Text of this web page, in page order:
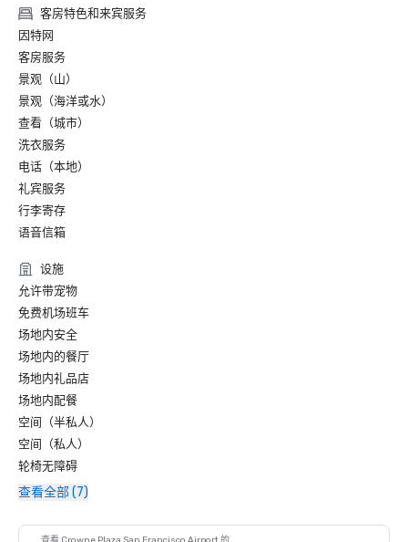
客房特色和来宾服务
因特网
客房服务
景观（山）
景观（海洋或水）
查看（城市）
洗衣服务
电话（本地）
礼宾服务
行李寄存
语音信箱
设施
允许带宠物
免费机场班车
场地内安全
场地内的餐厅
场地内礼品店
场地内配餐
空间（半私人）
空间（私人）
轮椅无障碍
查看全部 (7)